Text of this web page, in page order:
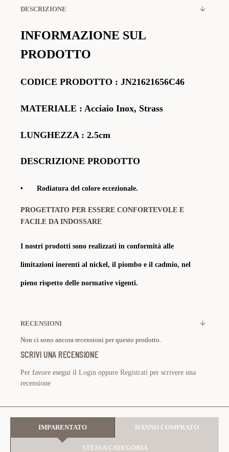
DESCRIZIONE
INFORMAZIONE SUL
PRODOTTO
CODICE PRODOTTO : JN21621656C46
MATERIALE : Acciaio Inox, Strass
LUNGHEZZA : 2.5cm
DESCRIZIONE PRODOTTO
• Rodiatura del colore eccezionale.
PROGETTATO PER ESSERE CONFORTEVOLE E
FACILE DA INDOSSARE
I nostri prodotti sono realizzati in conformità alle
limitazioni inerenti al nickel, il piombo e il cadmio, nel
pieno rispetto delle normative vigenti.
RECENSIONI
Non ci sono ancora recensioni per questo prodotto.
SCRIVI UNA RECENSIONE
Per favore esegui il Login oppure Registrati per scrivere una
recensione
IMPARENTATO HANNO COMPRATO
STESSA CATEGORIA